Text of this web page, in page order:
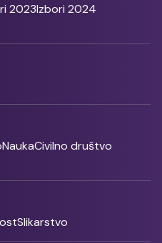
2023Izbori 2024
NaukaCivilno društvo
Slikarstvo